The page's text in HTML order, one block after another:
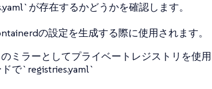
が存在するかどうかを確認します。
の設定を生成する際に使用されます。
ミラーとしてプライベートレジストリを使用
で`registries.yaml`